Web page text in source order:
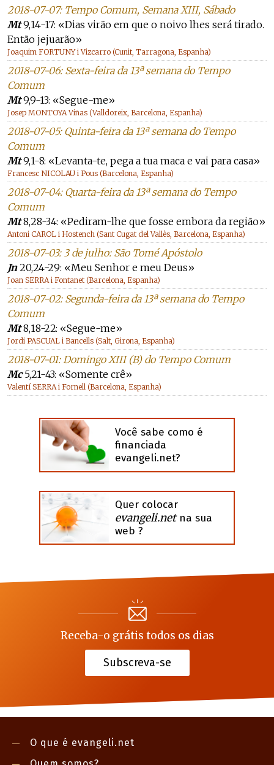
2018-07-07: Tempo Comum, Semana XIII, Sábado
Mt9,14-17: «Dias virão em que o noivo lhes será tirado.
Então jejuarão»
Joaquim FORTUNY i Vizcarro (Cunit, Tarragona, Espanha)
2018-07-06: Sexta-feira da 13ª semana do Tempo
Comum
Mt9,9-13: «Segue-me»
Josep MONTOYA Viñas (Valldoreix, Barcelona, Espanha)
2018-07-05: Quinta-feira da 13ª semana do Tempo
Comum
Mt9,1-8: «Levanta-te, pega a tua maca e vai para casa»
Francesc NICOLAU i Pous (Barcelona, Espanha)
2018-07-04: Quarta-feira da 13ª semana do Tempo
Comum
Mt8,28-34: «Pediram-lhe que fosse embora da região»
Antoni CAROL i Hostench (Sant Cugat del Vallès, Barcelona, Espanha)
2018-07-03: 3 de julho: São Tomé Apóstolo
Jn20,24-29: «Meu Senhor e meu Deus»
Joan SERRA i Fontanet (Barcelona, Espanha)
2018-07-02: Segunda-feira da 13ª semana do Tempo
Comum
Mt8,18-22: «Segue-me»
Jordi PASCUAL i Bancells (Salt, Girona, Espanha)
2018-07-01: Domingo XIII (B) do Tempo Comum
Mc5,21-43: «Somente crê»
Valentí SERRA i Fornell (Barcelona, Espanha)
Você sabe como é
financiada
evangeli.net?
Quer colocar
evangeli.netna sua
web ?
Receba-o grátis todos os dias
Subscreva-se
O que é evangeli.net